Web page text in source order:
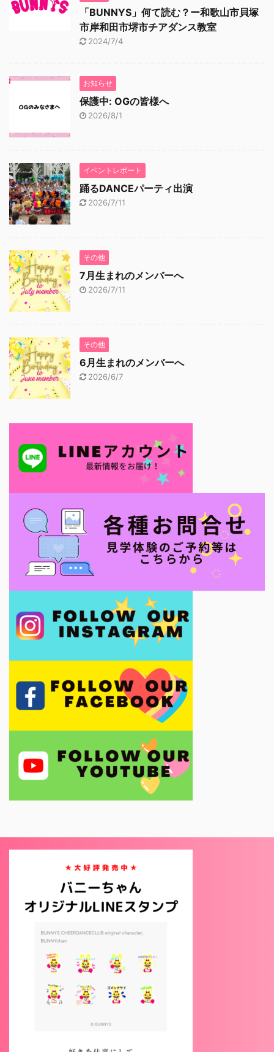
「BUNNYS」何て読む？ー和歌山市貝塚
市岸和田市堺市チアダンス教室
2024/7/4
お知らせ
保護中: OGの皆様へ
2026/8/1
イベントレポート
踊るDANCEパーティ出演
2026/7/11
その他
7月生まれのメンバーへ
2026/7/11
その他
6月生まれのメンバーへ
2026/6/7